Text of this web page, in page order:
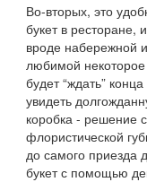
Во-вторых, это
букет в ресторане,
вроде набережной
любимой
будет “ждать”
увидеть
коробка - решение
флористической
до самого приезда
букет с помощью